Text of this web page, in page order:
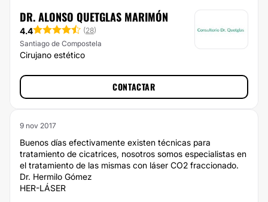
DR. ALONSO QUETGLAS MARIMÓN
4.4 (28)
Santiago de Compostela
Cirujano estético
CONTACTAR
9 nov 2017
Buenos días efectivamente existen técnicas para
tratamiento de cicatrices, nosotros somos especialistas en
el tratamiento de las mismas con láser CO2 fraccionado.
Dr. Hermilo Gómez
HER-LÁSER